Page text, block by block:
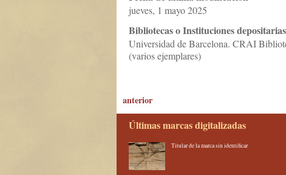
jueves, 1 mayo 2025
Bibliotecas o Instituciones depositarias
Universidad de Barcelona. CRAI
(varios ejemplares)
anterior
Últimas marcas digitalizadas
Titular de la marca sin identificar